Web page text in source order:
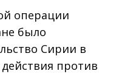
операции
было
Сирии в
против